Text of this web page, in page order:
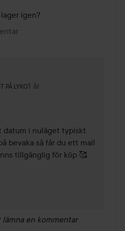
igen?
PÅ LYKO
roll: Kundtjänst på Lyko.
1 år
Kommentaren lades 1 år
datum i nuläget typiskt
bevaka så får du ett mail
tillgänglig för köp 🥰
en kommentar